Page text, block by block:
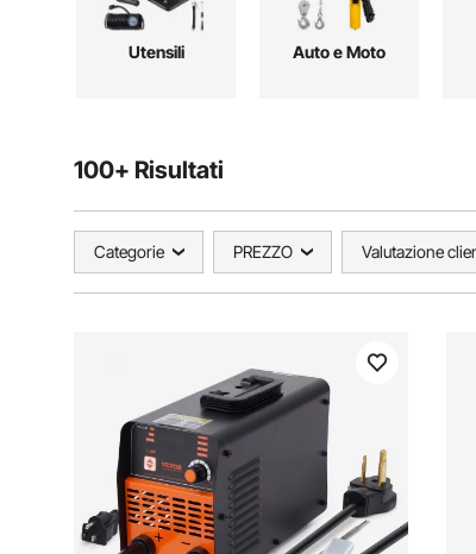
Utensili Auto e Moto
100+ Risultati
Categorie PREZZO Valutazione